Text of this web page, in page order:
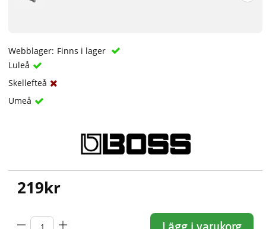
Webblager: Finns i lager
Luleå
Skellefteå
Umeå
219kr